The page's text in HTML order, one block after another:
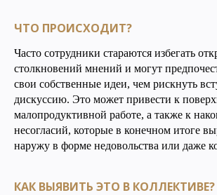
ЧТО ПРОИСХОДИТ?
Часто сотрудники стараются избегать
столкновений мнений и могут
свои собственные идеи, чем рискнуть
дискуссию. Это может привести к
малопродуктивной работе, а также к
несогласий, которые в конечном итоге
наружу в форме недовольства или даже
КАК ВЫЯВИТЬ ЭТО В КОЛЛЕКТИВЕ?